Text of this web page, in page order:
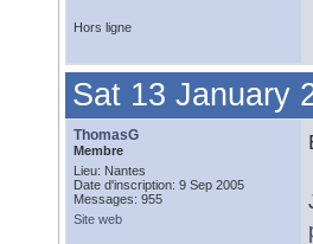
Hors ligne
Sat 13 January
ThomasG
Membre
Lieu: Nantes
Date d'inscription: 9 Sep 2005
Messages: 955
Site web